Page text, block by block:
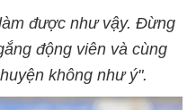
được như vậy. Đừng
động viên và cùng
không như ý".